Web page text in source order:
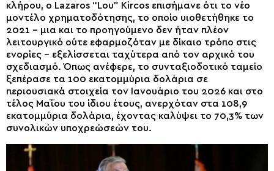
κλήρου, ο Lazaros “Lou” Kircos επισήμανε ότι το νέο
μοντέλο χρηματοδότησης, το οποίο υιοθετήθηκε το
2021 – μια και το προηγούμενο δεν ήταν πλέον
λειτουργικό ούτε εφαρμοζόταν με δίκαιο τρόπο στις
ενορίες – εξελίσσεται ταχύτερα από τον αρχικό του
σχεδιασμό. Όπως ανέφερε, το συνταξιοδοτικό ταμείο
ξεπέρασε τα 100 εκατομμύρια δολάρια σε
περιουσιακά στοιχεία τον Ιανουάριο του 2026 και στο
τέλος Μαΐου του ίδιου έτους, ανερχόταν στα 108,9
εκατομμύρια δολάρια, έχοντας καλύψει το 70,3% των
συνολικών υποχρεώσεών του.